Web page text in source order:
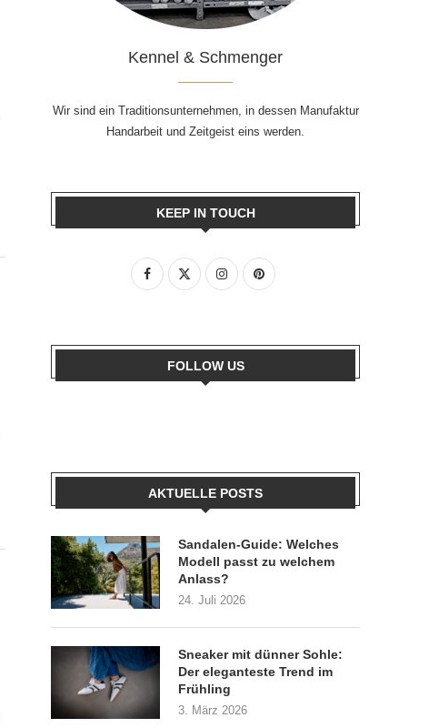
Kennel & Schmenger
Wir sind ein Traditionsunternehmen, in dessen Manufaktur
Handarbeit und Zeitgeist eins werden.
KEEP IN TOUCH
FOLLOW US
AKTUELLE POSTS
Sandalen-Guide: Welches
Modell passt zu welchem
Anlass?
24. Juli 2026
Sneaker mit dünner Sohle:
Der eleganteste Trend im
Frühling
3. März 2026